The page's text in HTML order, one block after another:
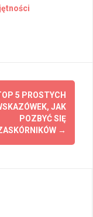
5 PROSTYCH
JAK
POZBYĆ SIĘ
→